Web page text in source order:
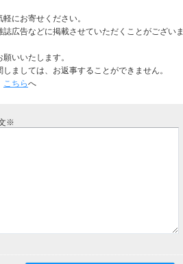
にお寄せください。
広告などに掲載させていただくことがございま
いいたします。
ましては、お返事することができません。
こちらへ
※